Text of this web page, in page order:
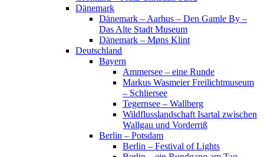
Dänemark
Dänemark – Aarhus – Den Gamle By –
Das Alte Stadt Museum
Dänemark – Møns Klint
Deutschland
Bayern
Ammersee – eine Runde
Markus Wasmeier Freilichtmuseum
– Schliersee
Tegernsee – Wallberg
Wildflusslandschaft Isartal zwischen
Wallgau und Vorderriß
Berlin – Potsdam
Berlin – Festival of Lights